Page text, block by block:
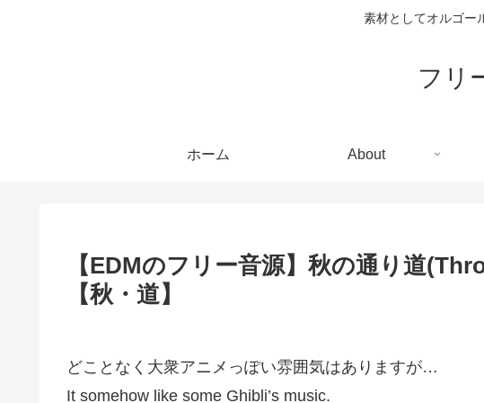
素材としてオルゴー
フリ
ホーム About
【EDMのフリー音源】秋の通り道
【秋・道】
どことなく大衆アニメっぽい雰囲気はありますが…
It somehow like some Ghibli’s music.